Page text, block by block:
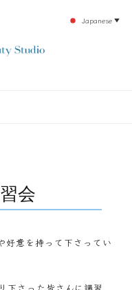
、お客様が必ず満足してもらえるこ
会
好意を持って下さってい
Japanese ▼